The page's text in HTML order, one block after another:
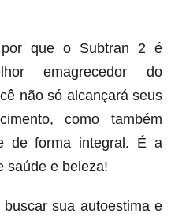
que o Subtran 2 é
emagrecedor do
não só alcançará seus
como também
de forma integral. É a
saúde e beleza!
sua autoestima e